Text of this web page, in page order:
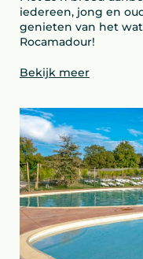
iedereen, jong en
genieten van het
Rocamadour!
Bekijk meer